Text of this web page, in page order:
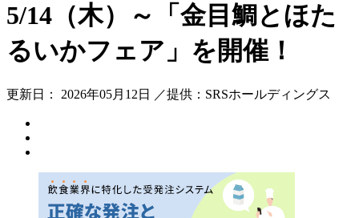
5/14（木）～「金目鯛とほた
るいかフェア」を開催！
更新日： 2026年05月12日 ／提供：SRSホールディングス